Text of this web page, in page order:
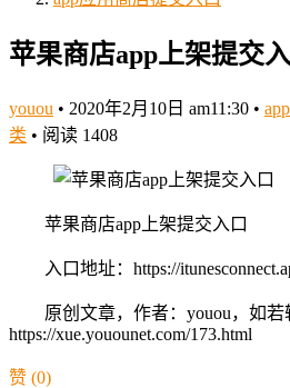
苹果商店app上架提交
youou • 2020年2月10日 am11:30 •
类 • 阅读 1408
苹果商店app上架提交入口
入口地址：https://
原创文章，作者：youou，如若
https://xue.youounet.com/173.html
赞 (0)